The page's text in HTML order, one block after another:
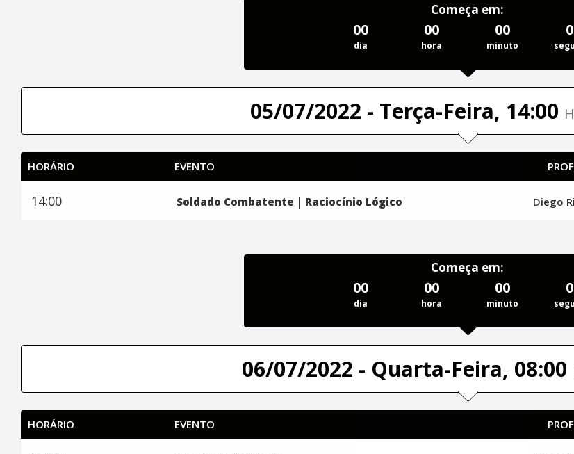
Começa em:
00
dia
00
hora
00
minuto
05/07/2022 - Terça-Feira, 14:00
HORÁRIO EVENTO
14:00 Soldado Combatente | Raciocínio Lógico Diego
Começa em:
00
dia
00
hora
00
minuto
06/07/2022 - Quarta-Feira, 08:00
HORÁRIO EVENTO